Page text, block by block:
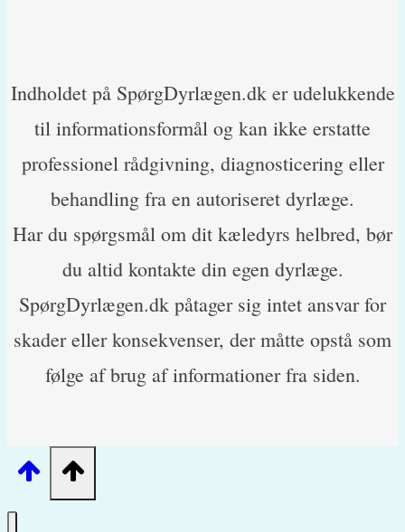
Indholdet på SpørgDyrlægen.dk er udelukkende
til informationsformål og kan ikke erstatte
professionel rådgivning, diagnosticering eller
behandling fra en autoriseret dyrlæge.
Har du spørgsmål om dit kæledyrs helbred, bør
du altid kontakte din egen dyrlæge.
SpørgDyrlægen.dk påtager sig intet ansvar for
skader eller konsekvenser, der måtte opstå som
følge af brug af informationer fra siden.